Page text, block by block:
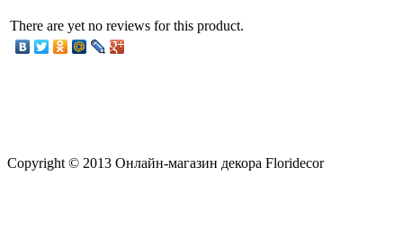
There are yet no reviews for this product.
Copyright © 2013 Онлайн-магазин декора Floridecor